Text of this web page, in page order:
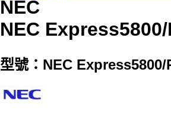
NEC
NEC
型號：NEC